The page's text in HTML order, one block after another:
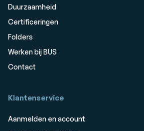
Duurzaamheid
Certificeringen
Folders
Werken bij BUS
Contact
Klantenservice
Aanmelden en account